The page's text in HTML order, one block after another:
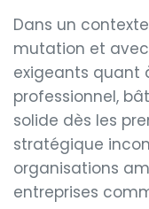
Dans un
mutation et
exigeants quant
professionnel,
solide dès les
stratégique
organisations
entreprises